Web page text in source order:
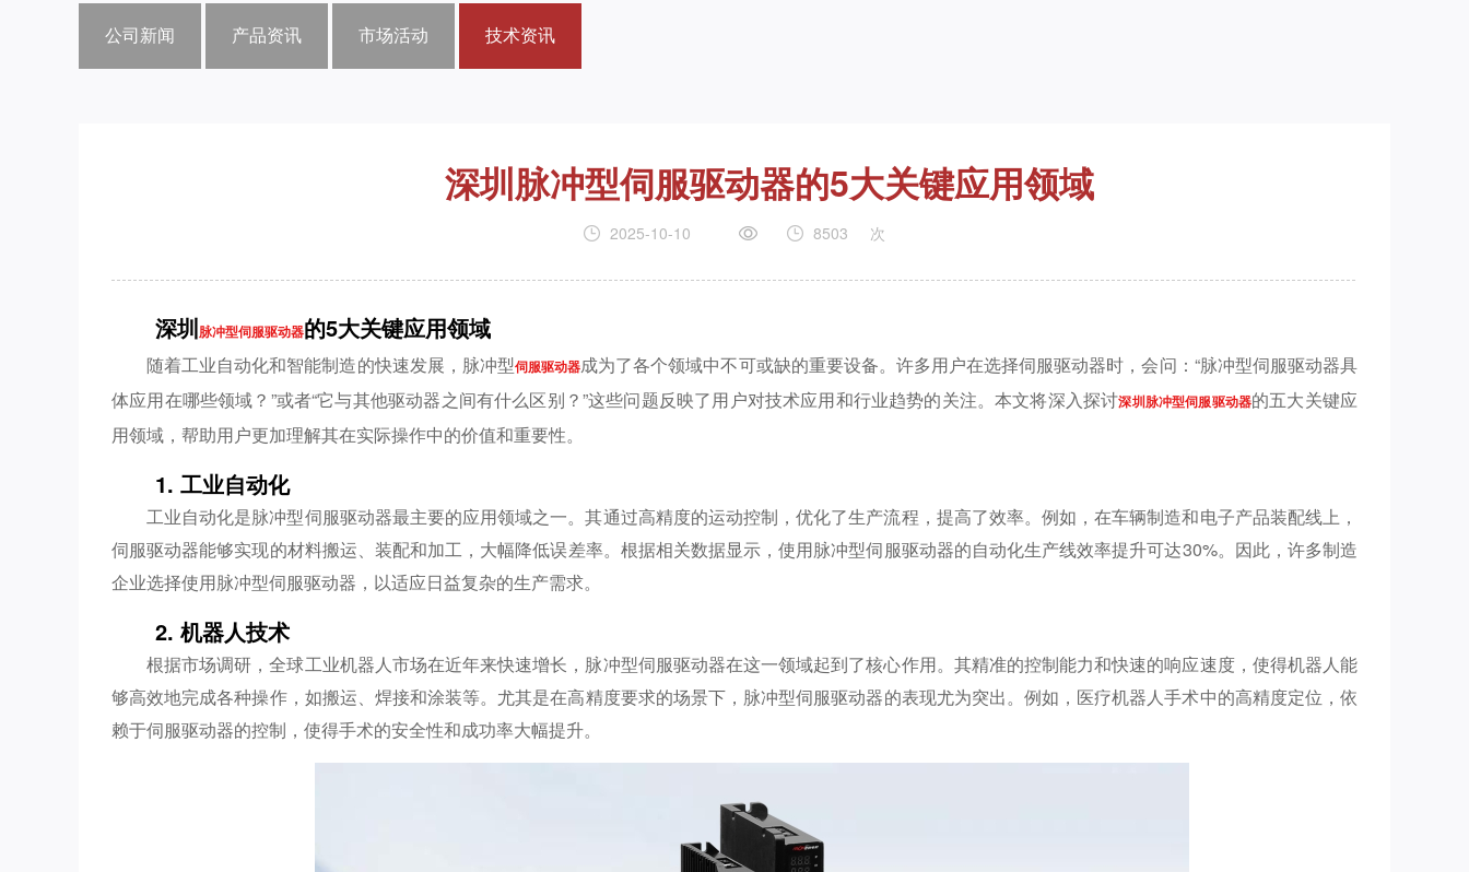
公司新闻 产品资讯 市场活动 技术资讯
深圳脉冲型伺服驱动器的5大关键应用领域
2025-10-10 8503 次
深圳脉冲型伺服驱动器的5大关键应用领域
随着工业自动化和智能制造的快速发展，脉冲型伺服驱动器成为了各个领域中不可或缺的重要设备。许多用户在选择伺服驱动器时，会问：“脉冲型伺服驱动器具
体应用在哪些领域？”或者“它与其他驱动器之间有什么区别？”这些问题反映了用户对技术应用和行业趋势的关注。本文将深入探讨深圳脉冲型伺服驱动器的五大关键应
用领域，帮助用户更加理解其在实际操作中的价值和重要性。
1. 工业自动化
工业自动化是脉冲型伺服驱动器最主要的应用领域之一。其通过高精度的运动控制，优化了生产流程，提高了效率。例如，在车辆制造和电子产品装配线上，
伺服驱动器能够实现的材料搬运、装配和加工，大幅降低误差率。根据相关数据显示，使用脉冲型伺服驱动器的自动化生产线效率提升可达30%。因此，许多制造
企业选择使用脉冲型伺服驱动器，以适应日益复杂的生产需求。
2. 机器人技术
根据市场调研，全球工业机器人市场在近年来快速增长，脉冲型伺服驱动器在这一领域起到了核心作用。其精准的控制能力和快速的响应速度，使得机器人能
够高效地完成各种操作，如搬运、焊接和涂装等。尤其是在高精度要求的场景下，脉冲型伺服驱动器的表现尤为突出。例如，医疗机器人手术中的高精度定位，依
赖于伺服驱动器的控制，使得手术的安全性和成功率大幅提升。